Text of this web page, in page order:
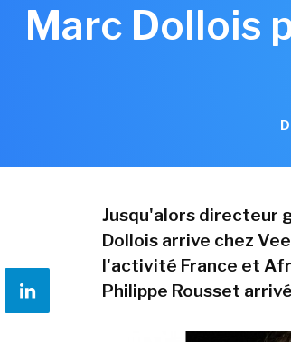
Marc Dollois
Jusqu'alors directeur
Dollois arrive chez
l'activité France et
Philippe Rousset